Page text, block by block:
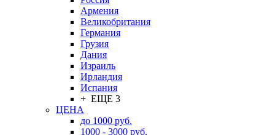
Армения
Великобритания
Германия
Грузия
Дания
Израиль
Ирландия
Испания
+ ЕЩЕ 3
ЦЕНА
до 1000 руб.
1000 - 3000 руб.